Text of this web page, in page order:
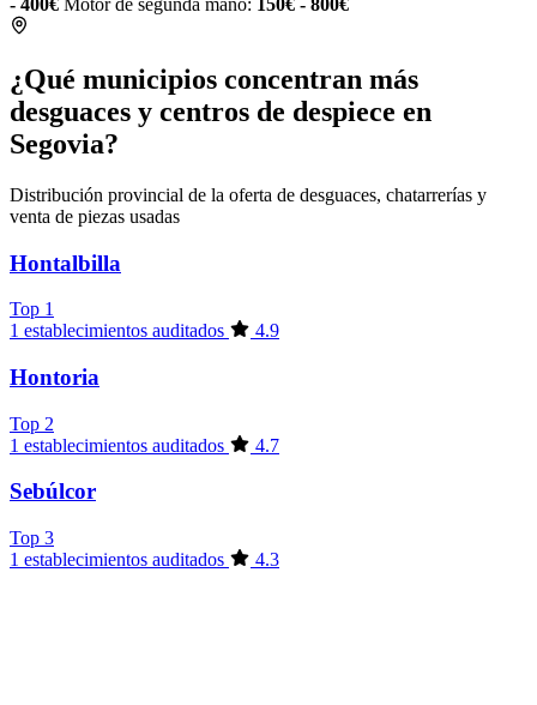
- 400€ Motor de segunda mano: 150€ - 800€
¿Qué municipios concentran más
desguaces y centros de despiece en
Segovia?
Distribución provincial de la oferta de desguaces, chatarrerías y
venta de piezas usadas
Hontalbilla
Top 1
1 establecimientos auditados
4.9
Hontoria
Top 2
1 establecimientos auditados
4.7
Sebúlcor
Top 3
1 establecimientos auditados
4.3